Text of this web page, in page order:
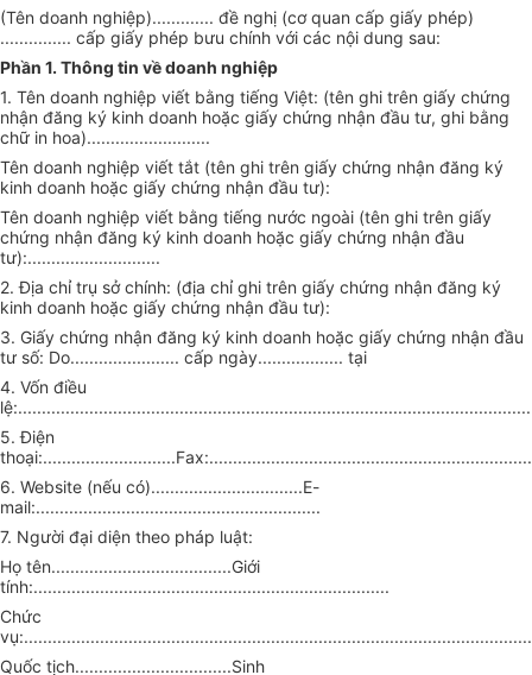
(Tên doanh nghiệp)............. đề nghị (cơ quan cấp giấy phép)
............... cấp giấy phép bưu chính với các nội dung sau:
Phần 1. Thông tin về doanh nghiệp
1. Tên doanh nghiệp viết bằng tiếng Việt: (tên ghi trên giấy chứng
nhận đăng ký kinh doanh hoặc giấy chứng nhận đầu tư, ghi bằng
chữ in hoa)..........................
Tên doanh nghiệp viết tắt (tên ghi trên giấy chứng nhận đăng ký
kinh doanh hoặc giấy chứng nhận đầu tư):
Tên doanh nghiệp viết bằng tiếng nước ngoài (tên ghi trên giấy
chứng nhận đăng ký kinh doanh hoặc giấy chứng nhận đầu
tư):............................
2. Địa chỉ trụ sở chính: (địa chỉ ghi trên giấy chứng nhận đăng ký
kinh doanh hoặc giấy chứng nhận đầu tư):
3. Giấy chứng nhận đăng ký kinh doanh hoặc giấy chứng nhận đầu
tư số: Do....................... cấp ngày.................. tại
4. Vốn điều
5. Điện
6. Website (nếu có)................................E-
mail:............................................................
7. Người đại diện theo pháp luật:
Họ tên......................................Giới
tính:...........................................................................
Chức
Quốc tịch.................................Sinh